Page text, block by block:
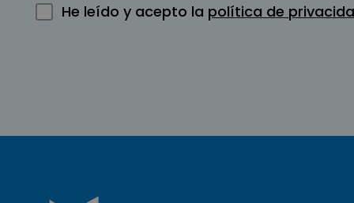
He leído y acepto la política de